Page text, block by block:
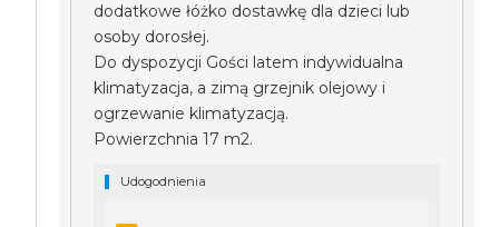
dodatkowe łóżko dostawkę dla dzieci lub
osoby dorosłej.
Do dyspozycji Gości latem indywidualna
klimatyzacja, a zimą grzejnik olejowy i
ogrzewanie klimatyzacją.
Powierzchnia 17 m2.
Udogodnienia